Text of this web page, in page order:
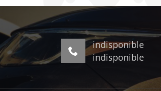
indisponible
indisponible